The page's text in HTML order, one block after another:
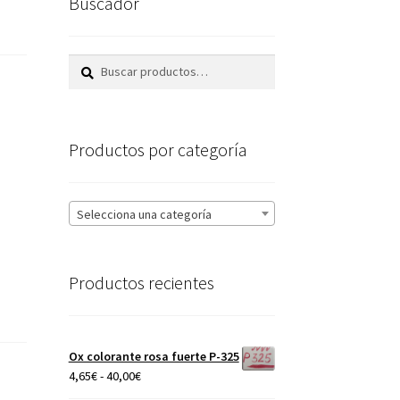
Buscar
Buscar
Productos por categoría
Selecciona una categoría
Productos recientes
Ox colorante rosa fuerte P-325
4,65€-40,00€Rango